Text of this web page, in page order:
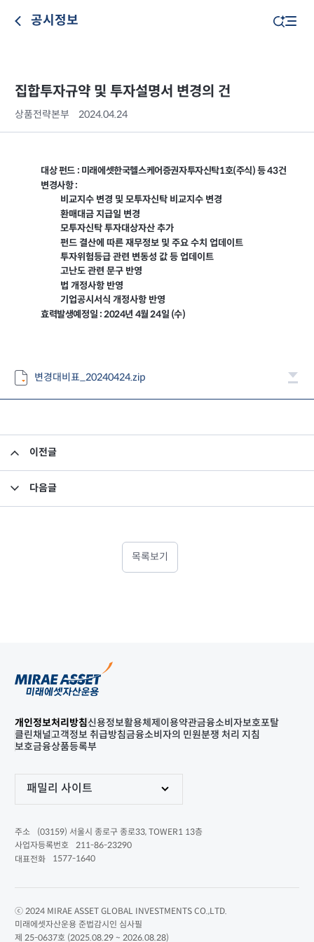
공시정보
집합투자규약 및 투자설명서 변경의 건
상품전략본부 2024.04.24
대상 펀드 : 미래에셋한국헬스케어증권자투자신탁1호(주식) 등 43건
변경사항 :
비교지수 변경 및 모투자신탁 비교지수 변경
환매대금 지급일 변경
모투자신탁 투자대상자산 추가
펀드 결산에 따른 재무정보 및 주요 수치 업데이트
투자위험등급 관련 변동성 값 등 업데이트
고난도 관련 문구 반영
법 개정사항 반영
기업공시서식 개정사항 반영
효력발생예정일 : 2024년 4월 24일 (수)
변경대비표_20240424.zip
이전글
다음글
목록보기
개인정보처리방침신용정보활용체제 이용약관금융소비자보호포탈
클린채널고객정보 취급방침금융소비자의 민원분쟁 처리 지침
보호금융상품등록부
패밀리 사이트
주소
(03159) 서울시 종로구 종로33, TOWER1 13층
사업자등록번호
211-86-23290
대표전화
1577-1640
ⓒ 2024 MIRAE ASSET GLOBAL INVESTMENTS CO.,LTD.
미래에셋자산운용 준법감시인 심사필
제 25-0637호 (2025.08.29 ~ 2026.08.28)